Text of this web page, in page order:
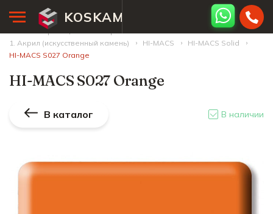
KOSKAM
Главная страница
1. Акрил (искусственный камень)
HI-MACS
HI-MACS Solid
HI-MACS S027 Orange
HI-MACS S027 Orange
В каталог В наличии